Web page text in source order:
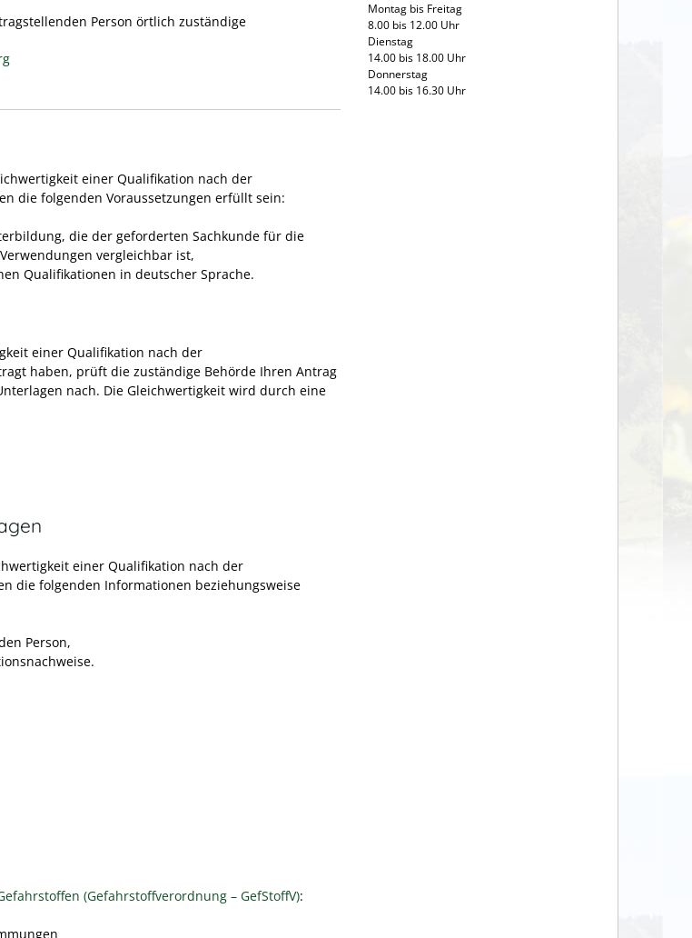
Person örtlich zuständige
einer Qualifikation nach der
die folgenden Voraussetzungen erfüllt sein:
die der geforderten Sachkunde für die
vergleichbar ist,
Qualifikationen in deutscher Sprache.
einer Qualifikation nach der
haben, prüft die zuständige Behörde Ihren Antrag
nach. Die Gleichwertigkeit wird durch eine
einer Qualifikation nach der
die folgenden Informationen beziehungsweise
Person,
(Gefahrstoffverordnung – GefStoffV):
Montag bis Freitag
8.00 bis 12.00 Uhr
Dienstag
14.00 bis 18.00 Uhr
Donnerstag
14.00 bis 16.30 Uhr